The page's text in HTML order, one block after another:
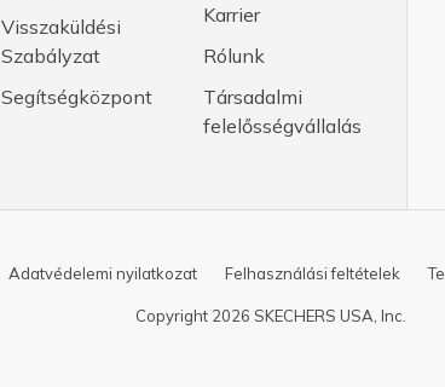
Visszaküldési
Szabályzat
Segítségközpont
Karrier
Rólunk
Társadalmi
felelősségvállalás
Adatvédelemi nyilatkozat Felhasználási feltételek
Copyright 2026 SKECHERS USA, Inc.